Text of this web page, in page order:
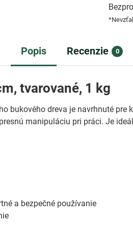
Popis Recenzie 0
tvarované, 1 kg
bukového dreva je navrhnuté
manipuláciu pri práci. Je
a bezpečné používanie